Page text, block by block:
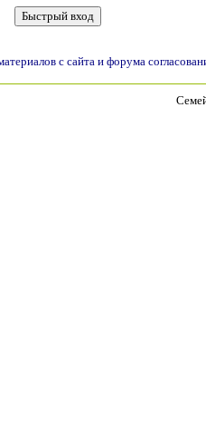
с сайта и форума